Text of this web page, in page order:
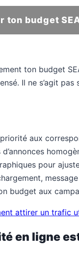
ton budget
ton budget
Il ne s’agit
aux
pour
budget aux
attirer un trafic
en ligne